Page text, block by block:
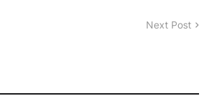
Next Post